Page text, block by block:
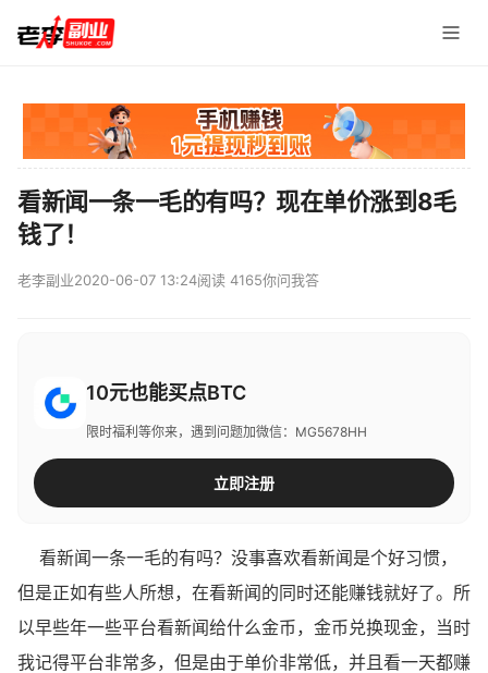
看新闻一条一毛的有吗？现在单价涨到8毛
钱了！
老李副业2020-06-07 13:24阅读 4165你问我答
10元也能买点BTC
限时福利等你来，遇到问题加微信：MG5678HH
立即注册
看新闻一条一毛的有吗？没事喜欢看新闻是个好习惯，
但是正如有些人所想，在看新闻的同时还能赚钱就好了。所
以早些年一些平台看新闻给什么金币，金币兑换现金，当时
我记得平台非常多，但是由于单价非常低，并且看一天都赚